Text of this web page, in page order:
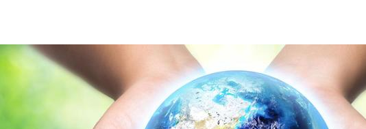
Certificering managementsysteem mvo prestatieladder